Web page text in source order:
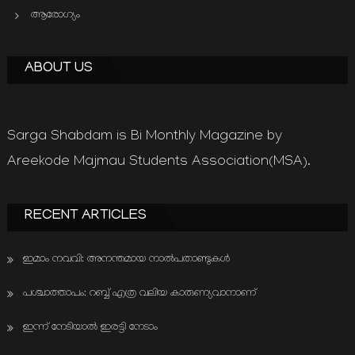
ആരോഗ്യം
ABOUT US
Sarga Shabdam is Bi Monthly Magazine by
Areekode Majmau Students Association(MSA).
RECENT ARTICLES
ഇമാം നവവി: അനന്തമായ നാൽപതാണ്ടുകൾ
പശ്ചാത്താപം: റബ്ബ് എത്ര വലിയ കാരുണ്യവാനാണ്
ഇന്ന് നേടിയാൽ ഇരട്ടി നേടാം